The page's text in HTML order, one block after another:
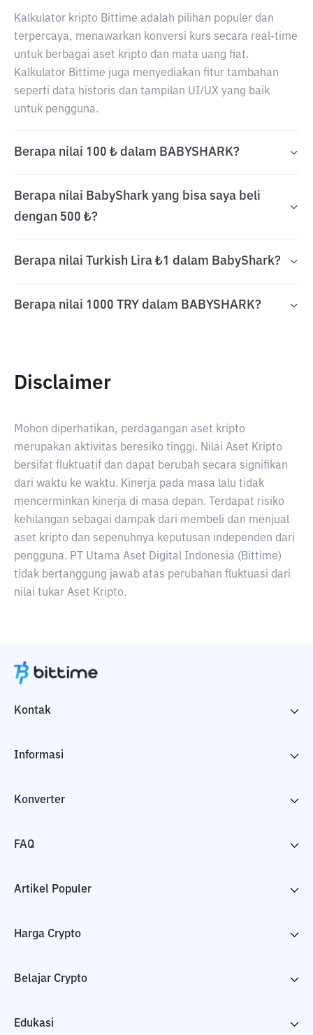
Kalkulator kripto Bittime adalah pilihan populer dan
terpercaya, menawarkan konversi kurs secara real-time
untuk berbagai aset kripto dan mata uang fiat.
Kalkulator Bittime juga menyediakan fitur tambahan
seperti data historis dan tampilan UI/UX yang baik
untuk pengguna.
Berapa nilai 100 ₺ dalam BABYSHARK?
Berapa nilai BabyShark yang bisa saya beli
dengan 500 ₺?
Berapa nilai Turkish Lira ₺1 dalam BabyShark?
Berapa nilai 1000 TRY dalam BABYSHARK?
Disclaimer
Mohon diperhatikan, perdagangan aset kripto
merupakan aktivitas beresiko tinggi. Nilai Aset Kripto
bersifat fluktuatif dan dapat berubah secara signifikan
dari waktu ke waktu. Kinerja pada masa lalu tidak
mencerminkan kinerja di masa depan. Terdapat risiko
kehilangan sebagai dampak dari membeli dan menjual
aset kripto dan sepenuhnya keputusan independen dari
pengguna. PT Utama Aset Digital Indonesia (Bittime)
tidak bertanggung jawab atas perubahan fluktuasi dari
nilai tukar Aset Kripto.
Kontak
Informasi
Konverter
FAQ
Artikel Populer
Harga Crypto
Belajar Crypto
Edukasi